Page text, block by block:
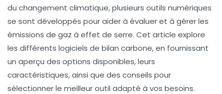
du changement climatique, plusieurs outils numériques
se sont développés pour aider à évaluer et à gérer les
émissions de gaz à effet de serre. Cet article explore
les différents logiciels de bilan carbone, en fournissant
un aperçu des options disponibles, leurs
caractéristiques, ainsi que des conseils pour
sélectionner le meilleur outil adapté à vos besoins.